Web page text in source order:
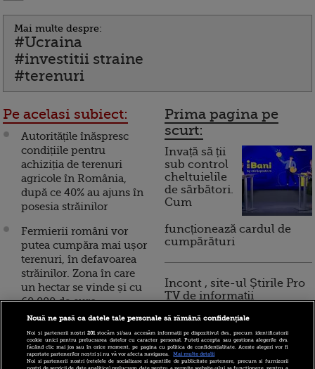
Mai multe despre:
#Ucraina
#investitii straine
#terenuri
Pe acelasi subiect:
Autoritățile înăspresc
condițiile pentru
achiziția de terenuri
agricole în România,
după ce 40% au ajuns în
posesia străinilor
Fermierii români vor
putea cumpăra mai ușor
terenuri, în defavoarea
străinilor. Zona în care
un hectar se vinde și cu
60.000 de euro
terenurile vândute în
România sunt cumpărate
Prima pagina pe
scurt:
Invață să ții
sub control
cheltuielile
de sărbători.
Cum
funcționează cardul de
cumpărături
Incont , site-ul Știrile Pro
TV de informații
financiară, a devenit iBani
10 reguli pentru decizii
Nouă ne pasă ca datele tale personale să rămână confidențiale
Noi și partenerii noștri201stocăm și/sau accesăm informații pe dispozitivul dvs., precum identificatorii
cookie unici pentru prelucrarea datelor cu caracter personal. Puteți accepta sau gestiona alegerile dvs.
făcând clic mai jos sau în orice moment, pe pagina cu politica de confidențialitate. Aceste alegeri vor fi
raportate partenerilor noștri și nu vă vor afecta navigarea.
Mai multe detalii
Noi si partenerii nostri (retelele de socializare si agentiile de publicitate partenere, precum si furnizorii